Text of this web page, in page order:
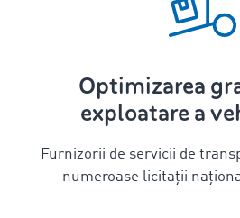
Optimizarea
exploatare a
Furnizorii de servicii de
numeroase licitații